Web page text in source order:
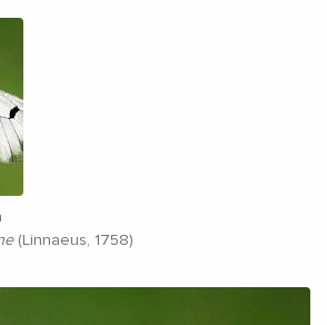
(Linnaeus, 1758)